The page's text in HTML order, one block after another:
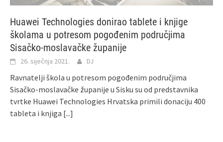
Huawei Technologies donirao tablete i knjige
školama u potresom pogođenim područjima
Sisačko-moslavačke županije
26. siječnja 2021. DJ
Ravnatelji škola u potresom pogođenim područjima
Sisačko-moslavačke županije u Sisku su od predstavnika
tvrtke Huawei Technologies Hrvatska primili donaciju 400
tableta i knjiga [...]